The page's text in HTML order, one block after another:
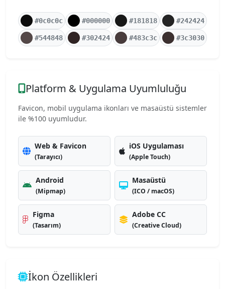
#0c0c0c #000000 #181818 #242424
#544848 #302424 #483c3c #3c3030
Platform & Uygulama Uyumluluğu
Favicon, mobil uygulama ikonları ve masaüstü sistemler
ile %100 uyumludur.
Web & Favicon
(Tarayıcı)
iOS Uygulaması
(Apple Touch)
Android
(Mipmap)
Masaüstü
(ICO / macOS)
Figma
(Tasarım)
Adobe CC
(Creative Cloud)
İkon Özellikleri